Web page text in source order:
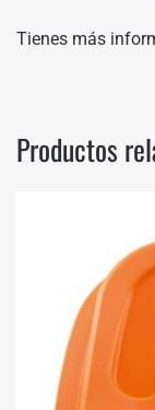
Tienes más
Productos